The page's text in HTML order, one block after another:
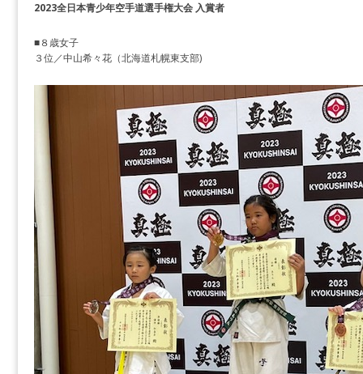
2023全日本青少年空手道選手権大会 入賞者
■８歳女子
３位／中山希々花（北海道札幌東支部)